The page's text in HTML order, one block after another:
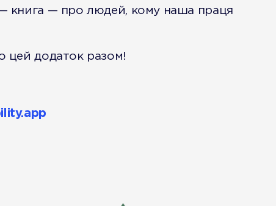
книга — про людей, кому наша праця
цей додаток разом!